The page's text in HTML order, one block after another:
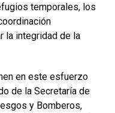
temporales, los
la integridad de la
en este esfuerzo
de la Secretaría de
y Bomberos,